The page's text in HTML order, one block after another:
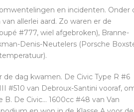
en incidenten. Onder
allerlei aard. Zo waren er de
#777, wiel afgebroken), Branne-
Denis-Neutelers (Porsche
dag kwamen. De Civic Type R #6
#510 van Debroux-Santini vooraf,
De Civic… 1600cc #48 van Van